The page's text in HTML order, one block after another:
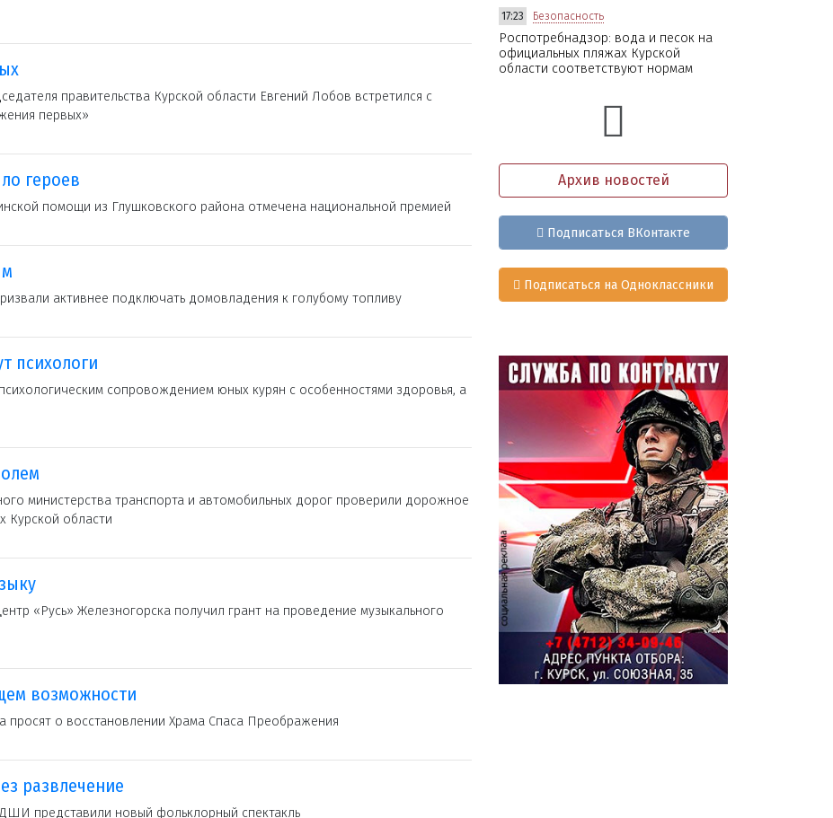
правительства Курской области Евгений Лобов встретился с
первых»
героев
помощи из Глушковского района отмечена национальной премией
активнее подключать домовладения к голубому топливу
психологи
сопровождением юных курян с особенностями здоровья, а
министерства транспорта и автомобильных дорог проверили дорожное
Курской области
«Русь» Железногорска получил грант на проведение музыкального
возможности
просят о восстановлении Храма Спаса Преображения
развлечение
представили новый фольклорный спектакль
17:23 Безопасность
Роспотребнадзор: вода и песок на
официальных пляжах Курской
области соответствуют нормам
Архив новостей
Подписаться ВКонтакте
Подписаться на Одноклассники